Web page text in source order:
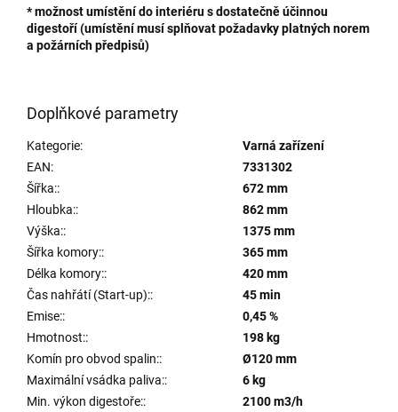
* možnost umístění do interiéru s dostatečně účinnou
digestoří (umístění musí splňovat požadavky platných norem
a požárních předpisů)
Doplňkové parametry
Kategorie:
Varná zařízení
EAN:
7331302
Šířka::
672 mm
Hloubka::
862 mm
Výška::
1375 mm
Šířka komory::
365 mm
Délka komory::
420 mm
Čas nahřátí (Start-up)::
45 min
Emise::
0,45 %
Hmotnost::
198 kg
Komín pro obvod spalin::
Ø120 mm
Maximální vsádka paliva::
6 kg
Min. výkon digestoře::
2100 m3/h